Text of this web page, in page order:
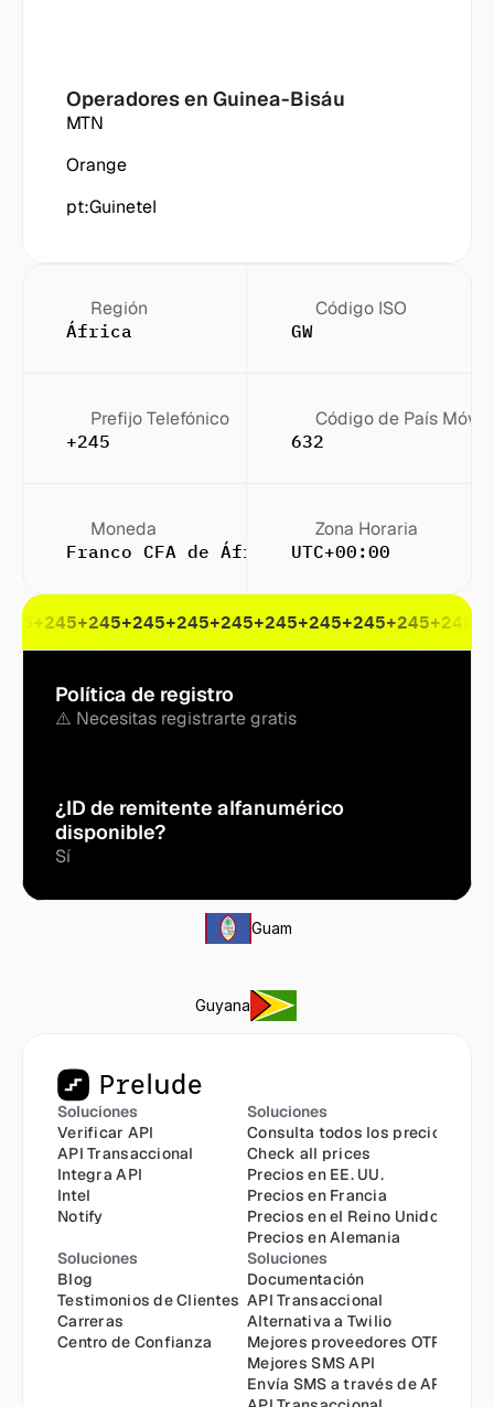
Operadores en Guinea-Bisáu
MTN
Orange
pt:Guinetel
Región
África
Código ISO
GW
Prefijo Telefónico
+245
Código de País Móvil
632
Moneda
Franco CFA de África Occidental
Zona Horaria
UTC+00:00
+245+245+245+245+245+245+245+245+245+245
Política de registro
⚠️ Necesitas registrarte gratis
¿ID de remitente alfanumérico
disponible?
Sí
Guam
Guyana
Soluciones
Verificar API
API Transaccional
Integra API
Intel
Notify
Soluciones
Consulta todos los precios
Check all prices
Precios en EE. UU.
Precios en Francia
Precios en el Reino Unido
Precios en Alemania
Soluciones
Blog
Testimonios de Clientes
Carreras
Centro de Confianza
Soluciones
Documentación
API Transaccional
Alternativa a Twilio
Mejores proveedores OTP
Mejores SMS API
Envía SMS a través de API